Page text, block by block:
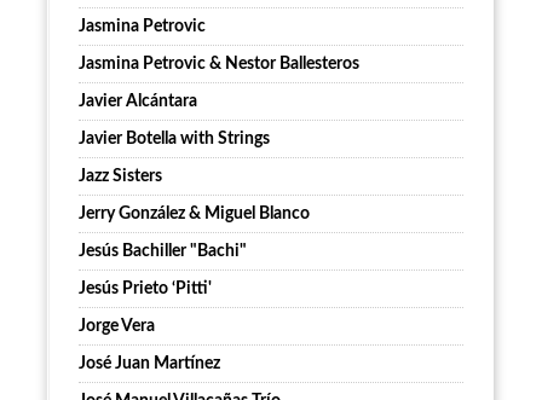
Jasmina Petrovic
Jasmina Petrovic & Nestor Ballesteros
Javier Alcántara
Javier Botella with Strings
Jazz Sisters
Jerry González & Miguel Blanco
Jesús Bachiller "Bachi"
Jesús Prieto ‘Pitti'
Jorge Vera
José Juan Martínez